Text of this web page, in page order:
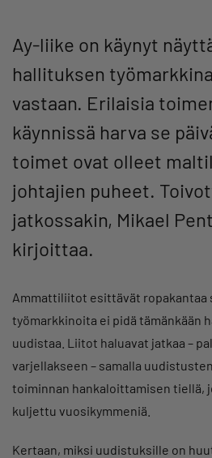
Ay-liike on käynyt
hallituksen
vastaan. Erilaisia
käynnissä harva se
toimet ovat olleet
johtajien puheet.
jatkossakin, Mikael
kirjoittaa.
Ammattiliitot esittävät ropakantaa
työmarkkinoita ei pidä tämänkään
uudistaa. Liitot haluavat jatkaa –
varjellakseen – samalla
toiminnan hankaloittamisen tiellä,
kuljettu vuosikymmeniä.
Kertaan, miksi uudistuksille on